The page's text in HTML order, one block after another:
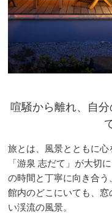
喧騒から離れ、自
旅とは、風景とともに心
「游泉 志だて」が大切
の時間と丁寧に向き合う
館内のどこにいても、
い渓流の風景。